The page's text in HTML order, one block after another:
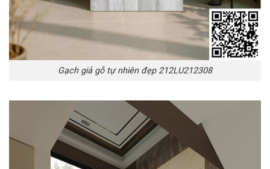
Gạch giả gỗ tự nhiên đẹp 212LU212308